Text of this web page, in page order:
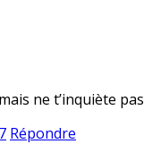
ne t’inquiète
Répondre